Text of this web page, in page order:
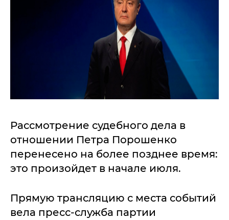
Рассмотрение судебного дела в
отношении Петра Порошенко
перенесено на более позднее время:
это произойдет в начале июля.
Прямую трансляцию с места событий
вела пресс-служба партии